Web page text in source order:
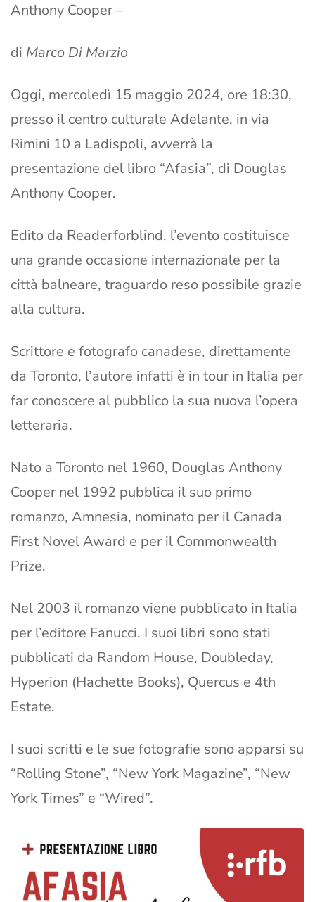
Anthony Cooper –
di Marco Di Marzio
Oggi, mercoledì 15 maggio 2024, ore 18:30,
presso il centro culturale Adelante, in via
Rimini 10 a Ladispoli, avverrà la
presentazione del libro “Afasia”, di Douglas
Anthony Cooper.
Edito da Readerforblind, l’evento costituisce
una grande occasione internazionale per la
città balneare, traguardo reso possibile grazie
alla cultura.
Scrittore e fotografo canadese, direttamente
da Toronto, l’autore infatti è in tour in Italia per
far conoscere al pubblico la sua nuova l’opera
letteraria.
Nato a Toronto nel 1960, Douglas Anthony
Cooper nel 1992 pubblica il suo primo
romanzo, Amnesia, nominato per il Canada
First Novel Award e per il Commonwealth
Prize.
Nel 2003 il romanzo viene pubblicato in Italia
per l’editore Fanucci. I suoi libri sono stati
pubblicati da Random House, Doubleday,
Hyperion (Hachette Books), Quercus e 4th
Estate.
I suoi scritti e le sue fotografie sono apparsi su
“Rolling Stone”, “New York Magazine”, “New
York Times” e “Wired”.